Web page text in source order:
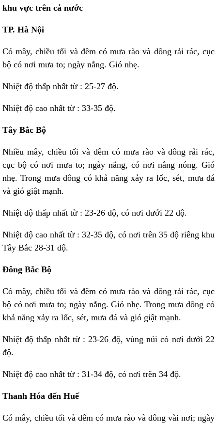
khu vực trên cả nước
TP. Hà Nội
Có mây, chiều tối và đêm có mưa rào và dông rải rác, cục
bộ có nơi mưa to; ngày nắng. Gió nhẹ.
Nhiệt độ thấp nhất từ : 25-27 độ.
Nhiệt độ cao nhất từ : 33-35 độ.
Tây Bắc Bộ
Nhiều mây, chiều tối và đêm có mưa rào và dông rải rác,
cục bộ có nơi mưa to; ngày nắng, có nơi nắng nóng. Gió
nhẹ. Trong mưa dông có khả năng xảy ra lốc, sét, mưa đá
và gió giật mạnh.
Nhiệt độ thấp nhất từ : 23-26 độ, có nơi dưới 22 độ.
Nhiệt độ cao nhất từ : 32-35 độ, có nơi trên 35 độ riêng khu
Tây Bắc 28-31 độ.
Đông Bắc Bộ
Có mây, chiều tối và đêm có mưa rào và dông rải rác, cục
bộ có nơi mưa to; ngày nắng. Gió nhẹ. Trong mưa dông có
khả năng xảy ra lốc, sét, mưa đá và gió giật mạnh.
Nhiệt độ thấp nhất từ : 23-26 độ, vùng núi có nơi dưới 22
độ.
Nhiệt độ cao nhất từ : 31-34 độ, có nơi trên 34 độ.
Thanh Hóa đến Huế
Có mây, chiều tối và đêm có mưa rào và dông vài nơi; ngày